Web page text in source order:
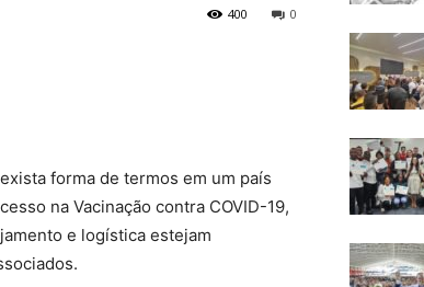
0
400
forma de termos em um país
na Vacinação contra COVID-19,
e logística estejam